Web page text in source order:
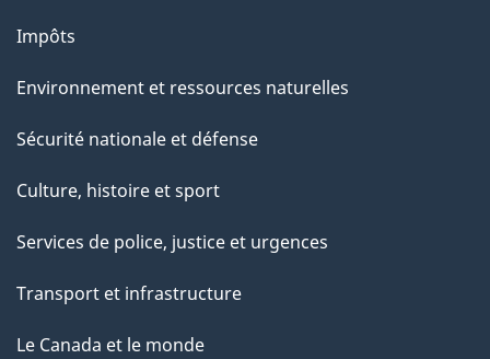
Impôts
Environnement et ressources naturelles
Sécurité nationale et défense
Culture, histoire et sport
Services de police, justice et urgences
Transport et infrastructure
Le Canada et le monde